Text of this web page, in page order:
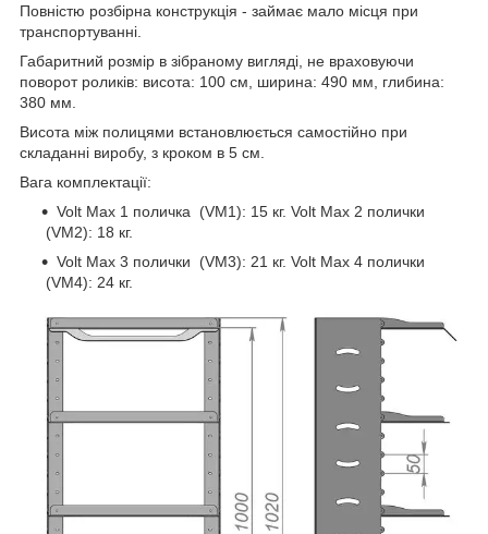
Повністю розбірна конструкція - займає мало місця при
транспортуванні.
Габаритний розмір в зібраному вигляді, не враховуючи
поворот роликів: висота: 100 см, ширина: 490 мм, глибина:
380 мм.
Висота між полицями встановлюється самостійно при
складанні виробу, з кроком в 5 см.
Вага комплектації:
Volt Max 1 поличка (VM1): 15 кг. Volt Max 2 полички
(VM2): 18 кг.
Volt Max 3 полички (VM3): 21 кг. Volt Max 4 полички
(VM4): 24 кг.